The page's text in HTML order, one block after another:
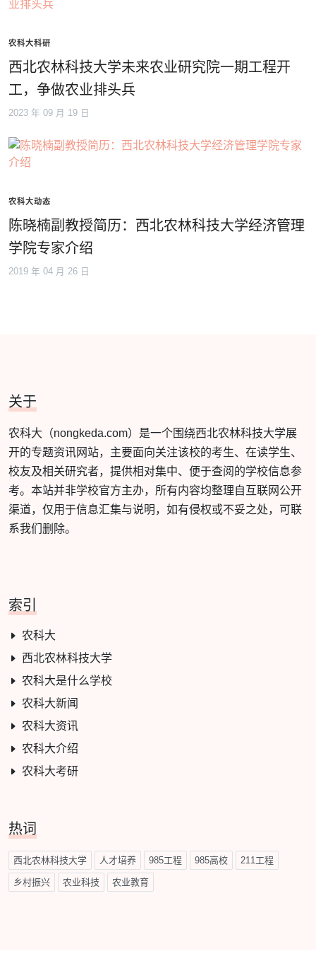
农科大科研
西北农林科技大学未来农业研究院一期工程开
工，争做农业排头兵
2023 年 09 月 19 日
农科大动态
陈晓楠副教授简历：西北农林科技大学经济管理
学院专家介绍
2019 年 04 月 26 日
关于
农科大（nongkeda.com）是一个围绕西北农林科技大学展
开的专题资讯网站，主要面向关注该校的考生、在读学生、
校友及相关研究者，提供相对集中、便于查阅的学校信息参
考。本站并非学校官方主办，所有内容均整理自互联网公开
渠道，仅用于信息汇集与说明，如有侵权或不妥之处，可联
系我们删除。
索引
农科大
西北农林科技大学
农科大是什么学校
农科大新闻
农科大资讯
农科大介绍
农科大考研
热词
西北农林科技大学 人才培养 985工程 985高校 211工程
乡村振兴 农业科技 农业教育